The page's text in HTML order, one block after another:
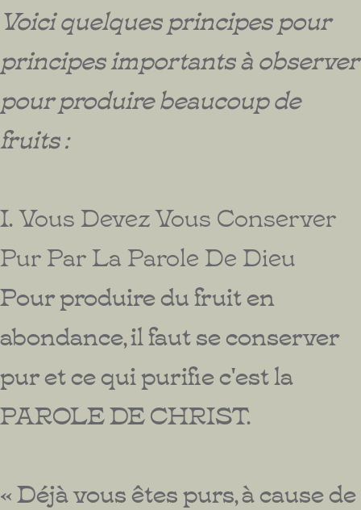
Voici quelques principes pour
principes importants à observer
pour produire beaucoup de
fruits :
I.Vous Devez Vous Conserver
Pur Par La Parole De Dieu
Pour produire du fruit en
abondance, il faut se conserver
pur et ce qui purifie c'est la
PAROLE DE CHRIST.
« Déjà vous êtes purs, à cause de